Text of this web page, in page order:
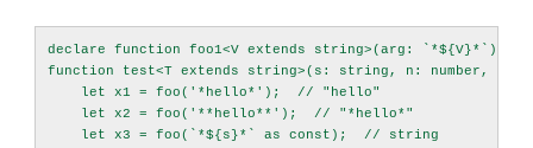
declare function foo1<V extends string>(arg: `*${V}*`): V;
function test<T extends string>(s: string, n: number, b:
    let x1 = foo('*hello*');  // "hello"
    let x2 = foo('**hello**');  // "*hello*"
    let x3 = foo(`*${s}*` as const);  // string